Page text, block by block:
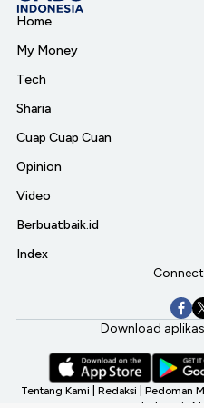
Home
My Money
Tech
Sharia
Cuap Cuap Cuan
Opinion
Video
Berbuatbaik.id
Index
Download
Tentang Kami Redaksi Pedoman
Indonesia